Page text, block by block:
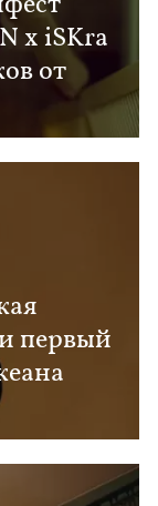
x iSKra
от
первый